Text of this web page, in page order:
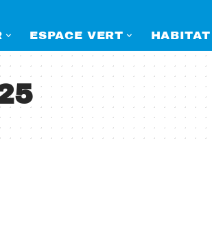
ESPACE VERT HABITAT